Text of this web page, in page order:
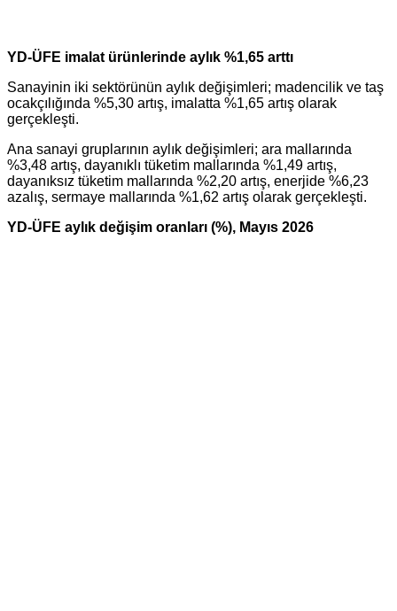
YD-ÜFE imalat ürünlerinde aylık %1,65 arttı
Sanayinin iki sektörünün aylık değişimleri; madencilik ve taş
ocakçılığında %5,30 artış, imalatta %1,65 artış olarak
gerçekleşti.
Ana sanayi gruplarının aylık değişimleri; ara mallarında
%3,48 artış, dayanıklı tüketim mallarında %1,49 artış,
dayanıksız tüketim mallarında %2,20 artış, enerjide %6,23
azalış, sermaye mallarında %1,62 artış olarak gerçekleşti.
YD-ÜFE aylık değişim oranları (%), Mayıs 2026